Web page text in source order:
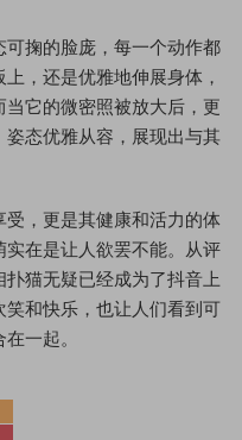
掬的脸庞，每一个动作都
，还是优雅地伸展身体，
它的微密照被放大后，更
态优雅从容，展现出与其
，更是其健康和活力的体
在是让人欲罢不能。从评
猫无疑已经成为了抖音上
和快乐，也让人们看到可
一起。